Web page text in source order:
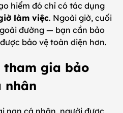
hiểm đó chỉ có tác dụng
làm việc. Ngoài giờ, cuối
đường — bạn cần bảo
bảo vệ toàn diện hơn.
tham gia bảo
nhân